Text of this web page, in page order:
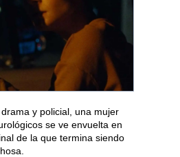
y policial, una mujer
se ve envuelta en
de la que termina siendo